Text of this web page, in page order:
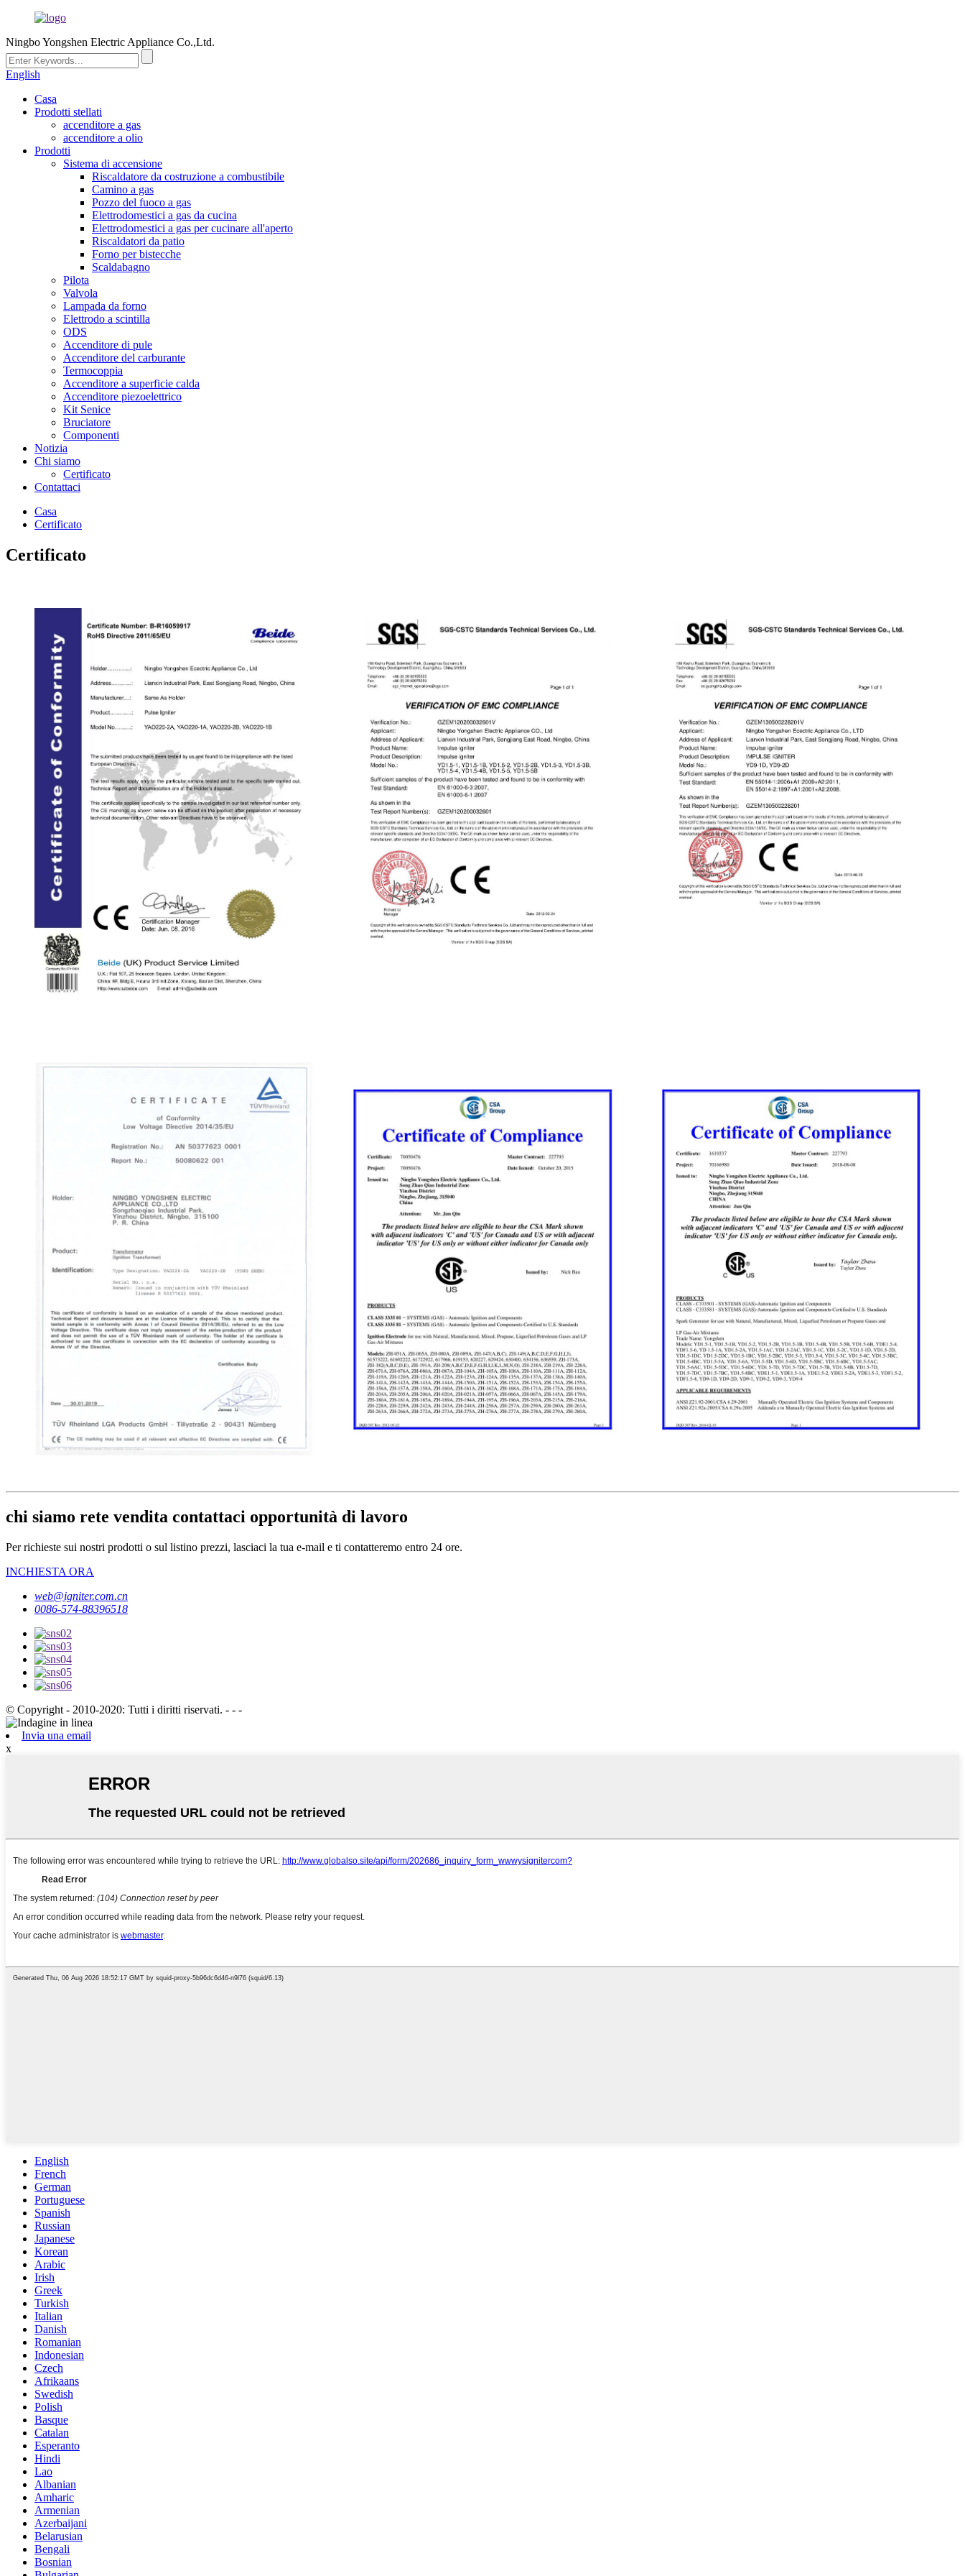
Ningbo Yongshen Electric Appliance Co.,Ltd.
English
Casa
Prodotti stellati
accenditore a gas
accenditore a olio
Prodotti
Sistema di accensione
Riscaldatore da costruzione a combustibile
Camino a gas
Pozzo del fuoco a gas
Elettrodomestici a gas da cucina
Elettrodomestici a gas per cucinare all'aperto
Riscaldatori da patio
Forno per bistecche
Scaldabagno
Pilota
Valvola
Lampada da forno
Elettrodo a scintilla
ODS
Accenditore di pule
Accenditore del carburante
Termocoppia
Accenditore a superficie calda
Accenditore piezoelettrico
Kit Senice
Bruciatore
Componenti
Notizia
Chi siamo
Certificato
Contattaci
Casa
Certificato
Certificato
chi siamo rete vendita contattaci opportunità di lavoro
Per richieste sui nostri prodotti o sul listino prezzi, lasciaci la tua e-mail e ti contatteremo entro 24 ore.
INCHIESTA ORA
web@igniter.com.cn
0086-574-88396518
© Copyright - 2010-2020: Tutti i diritti riservati. - - -
Invia una email
x
English
French
German
Portuguese
Spanish
Russian
Japanese
Korean
Arabic
Irish
Greek
Turkish
Italian
Danish
Romanian
Indonesian
Czech
Afrikaans
Swedish
Polish
Basque
Catalan
Esperanto
Hindi
Lao
Albanian
Amharic
Armenian
Azerbaijani
Belarusian
Bengali
Bosnian